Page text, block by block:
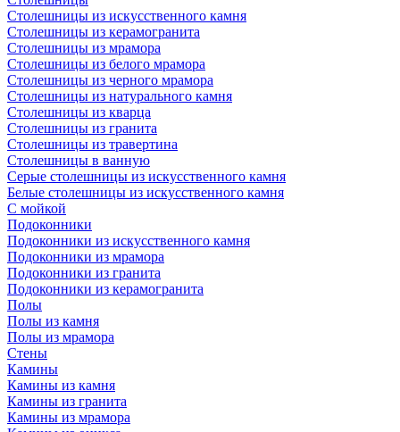
Столешницы из искусственного камня
Столешницы из керамогранита
Столешницы из мрамора
Столешницы из белого мрамора
Столешницы из черного мрамора
Столешницы из натурального камня
Столешницы из кварца
Столешницы из гранита
Столешницы из травертина
Столешницы в ванную
Серые столешницы из искусственного камня
Белые столешницы из искусственного камня
С мойкой
Подоконники
Подоконники из искусственного камня
Подоконники из мрамора
Подоконники из гранита
Подоконники из керамогранита
Полы
Полы из камня
Полы из мрамора
Стены
Камины
Камины из камня
Камины из гранита
Камины из мрамора